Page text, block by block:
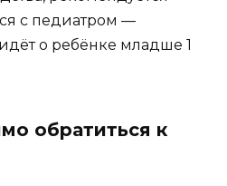
с педиатром —
о ребёнке младше 1
обратиться к